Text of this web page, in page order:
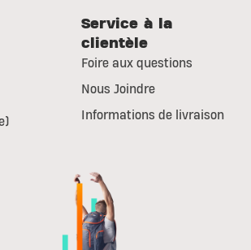
Service à la
clientèle
Foire aux questions
Nous Joindre
Informations de livraison